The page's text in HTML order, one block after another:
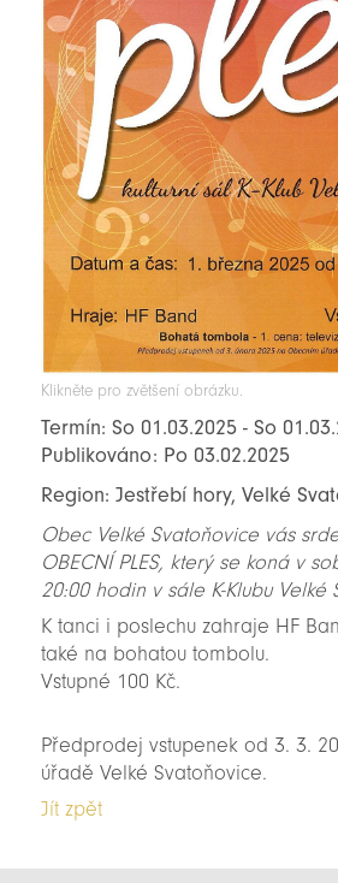
Klikněte pro zvětšení obrázku.
Termín: So 01.03.2025 - So
Publikováno: Po 03.02.2025
Region: Jestřebí hory, Velké
Obec Velké Svatoňovice vás
OBECNÍ PLES, který se koná v
20:00 hodin v sále K-Klubu Velké
K tanci i poslechu zahraje HF
také na bohatou tombolu.
Vstupné 100 Kč.
Předprodej vstupenek od 3. 3.
úřadě Velké Svatoňovice.
Jít zpět